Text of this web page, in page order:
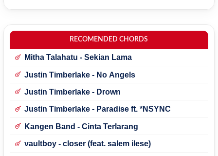
RECOMENDED CHORDS
Mitha Talahatu - Sekian Lama
Justin Timberlake - No Angels
Justin Timberlake - Drown
Justin Timberlake - Paradise ft. *NSYNC
Kangen Band - Cinta Terlarang
vaultboy - closer (feat. salem ilese)